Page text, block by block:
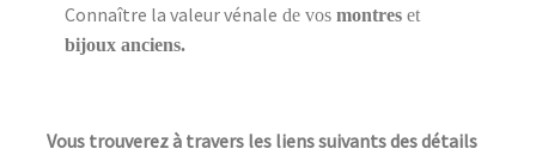
Connaître la valeur vénale de vos montres et
bijoux anciens.
Vous trouverez à travers les liens suivants des détails